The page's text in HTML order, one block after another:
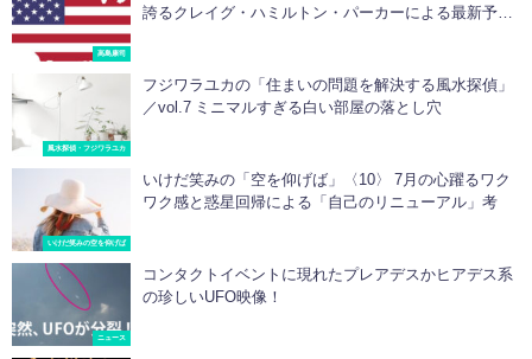
高島康司
誇るクレイグ・ハミルトン・パーカーによる最新予言
風水探偵・フジワラユカ
フジワラユカの「住まいの問題を解決する風水探偵」
／vol.7 ミニマルすぎる白い部屋の落とし穴
いけだ笑みの空を仰げば
いけだ笑みの「空を仰げば」〈10〉 7月の心躍るワク
ワク感と惑星回帰による「自己のリニューアル」考
ニュース
コンタクトイベントに現れたプレアデスかヒアデス系
の珍しいUFO映像！